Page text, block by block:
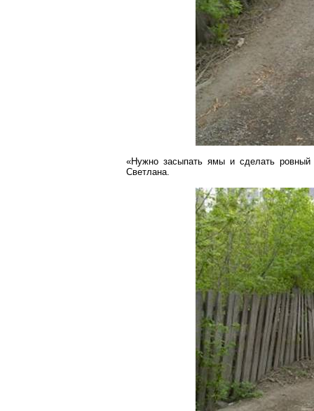
«Нужно засыпать ямы и сделать
Светлана.